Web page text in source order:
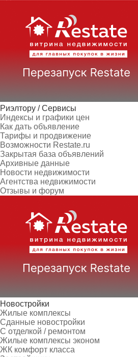
Риэлтору / Сервисы
Индексы и графики цен
Как дать объявление
Тарифы и продвижение
Возможности Restate.ru
Закрытая база объявлений
Архивные данные
Новости недвижимости
Агентства недвижимости
Отзывы и форум
Новостройки
Жилые комплексы
Сданные новостройки
С отделкой / ремонтом
Жилые комплексы эконом
ЖК комфорт класса